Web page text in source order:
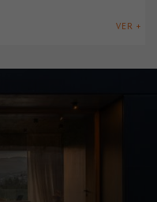
VER +